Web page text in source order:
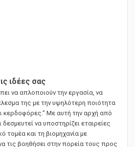
ιδέες σας
να απλοποιούν την εργασία, να
της με την υψηλότερη ποιότητα
κερδοφόρες.” Με αυτή την αρχή από
δεσμευτεί να υποστηρίζει εταιρείες
τομέα και τη βιομηχανία με